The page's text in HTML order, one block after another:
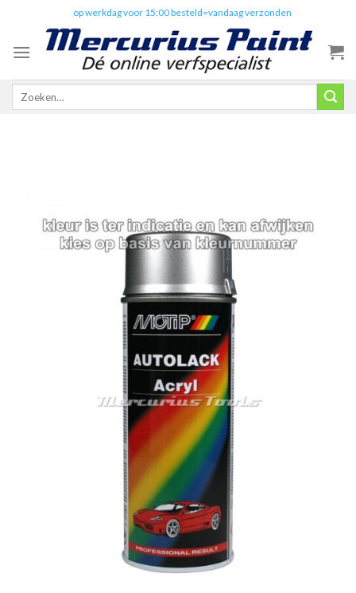
content
op werkdag voor 15:00 besteld=vandaag verzonden
Zoeken